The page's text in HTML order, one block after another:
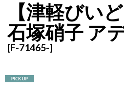
【津軽び
石塚硝子
[F-71465-]